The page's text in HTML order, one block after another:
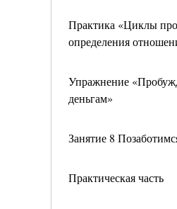
Практика «Циклы
определения
Упражнение
деньгам»
Занятие 8
Практическая часть